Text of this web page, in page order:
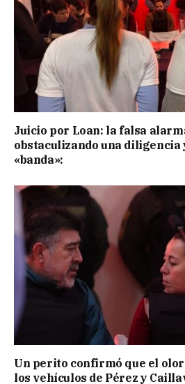
Juicio por Loan: la falsa
obstaculizando una diligencia
«banda»:
Un perito confirmó que el olor
los vehículos de Pérez y